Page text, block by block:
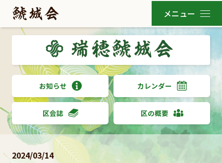
お知らせ カレンダー
区会誌 区の概要
2024/03/14